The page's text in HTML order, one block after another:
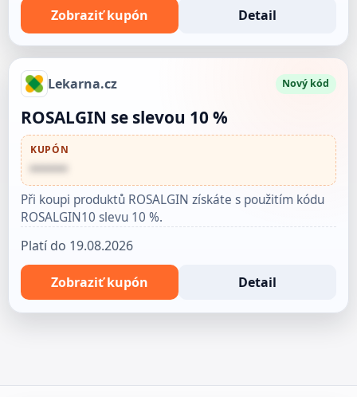
Zobraziť kupón Detail
Lekarna.cz Nový kód
ROSALGIN se slevou 10 %
KUPÓN
••••••
Při koupi produktů ROSALGIN získáte s použitím kódu
ROSALGIN10 slevu 10 %.
Platí do 19.08.2026
Zobraziť kupón Detail